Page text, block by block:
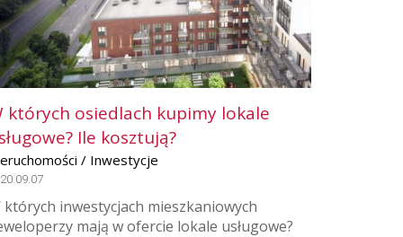
których osiedlach kupimy lokale
Ile kosztują?
/ Inwestycje
których inwestycjach mieszkaniowych
mają w ofercie lokale usługowe?